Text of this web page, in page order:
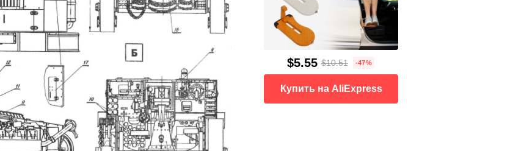
$5.55 $10.51 -47%
Купить на AliExpress